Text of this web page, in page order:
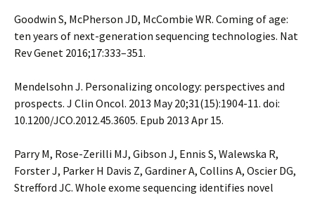
Goodwin S, McPherson JD, McCombie WR. Coming of age:
ten years of next-generation sequencing technologies. Nat
Rev Genet 2016;17:333–351.
Mendelsohn J. Personalizing oncology: perspectives and
prospects. J Clin Oncol. 2013 May 20;31(15):1904-11. doi:
10.1200/JCO.2012.45.3605. Epub 2013 Apr 15.
Parry M, Rose-Zerilli MJ, Gibson J, Ennis S, Walewska R,
Forster J, Parker H Davis Z, Gardiner A, Collins A, Oscier DG,
Strefford JC. Whole exome sequencing identifies novel